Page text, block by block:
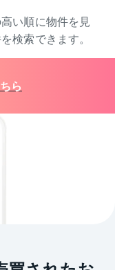
い順に物件を 見
検索できます。
ら